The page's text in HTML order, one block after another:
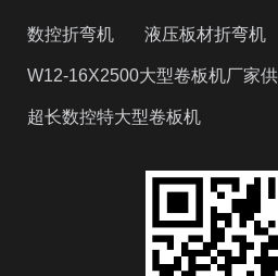
数控折弯机 液压板材折弯机
W12-16X2500大型卷板机厂家
超长数控特大型卷板机